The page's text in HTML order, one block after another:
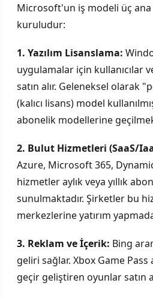
Microsoft'un iş modeli üç
kuruludur:
1. Yazılım Lisanslama:
uygulamalar için kullanıcılar
satın alır. Geleneksel olarak
(kalıcı lisans) model
abonelik modellerine
2. Bulut Hizmetleri (SaaS/
Azure, Microsoft 365,
hizmetler aylık veya yıllık
sunulmaktadır. Şirketler bu
merkezlerine yatırım
3. Reklam ve İçerik: Bing
geliri sağlar. Xbox Game
geçir geliştiren oyunlar satın